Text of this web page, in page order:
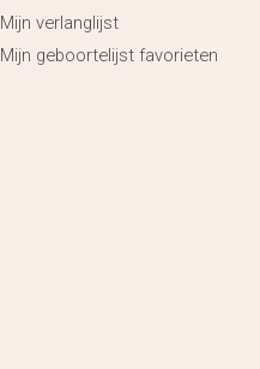
Mijn verlanglijst
Mijn geboortelijst favorieten